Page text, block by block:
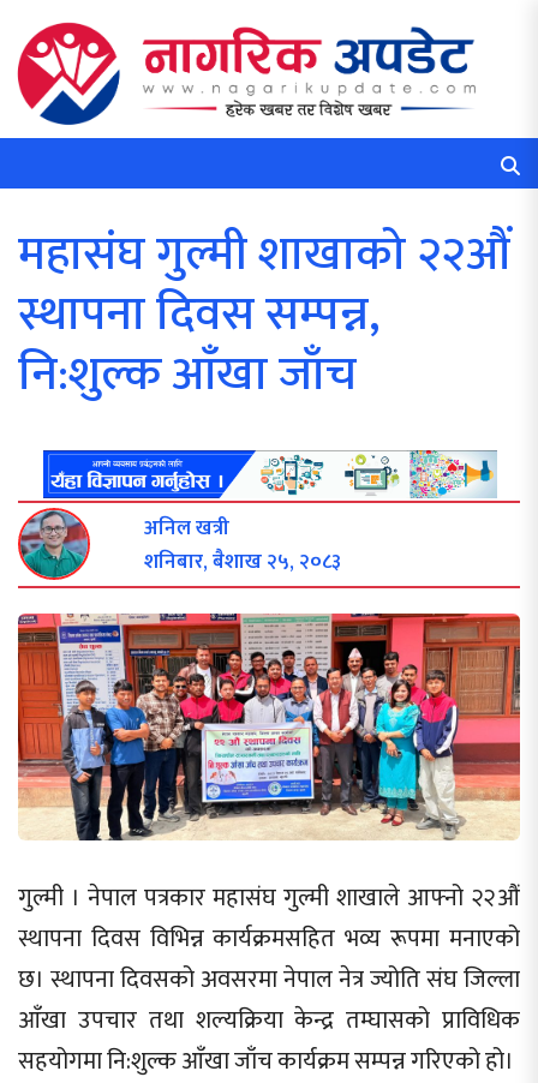
महासंघ गुल्मी शाखाको २२औं
स्थापना दिवस सम्पन्न,
नि:शुल्क आँखा जाँच
अनिल खत्री
शनिबार, बैशाख २५, २०८३
गुल्मी । नेपाल पत्रकार महासंघ गुल्मी शाखाले आफ्नो २२औं
स्थापना दिवस विभिन्न कार्यक्रमसहित भव्य रूपमा मनाएको
छ। स्थापना दिवसको अवसरमा नेपाल नेत्र ज्योति संघ जिल्ला
आँखा उपचार तथा शल्यक्रिया केन्द्र तम्घासको प्राविधिक
सहयोगमा नि:शुल्क आँखा जाँच कार्यक्रम सम्पन्न गरिएको हो।